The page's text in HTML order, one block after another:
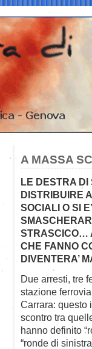
A MASSA
LE DESTRA DI
DISTRIBUIRE
SOCIALI O SI
STRASCICO…
CHE FANNO
DIVENTERA’
Due arresti, tre
stazione
Carrara: questo
scontro tra
hanno definito
“ronde di